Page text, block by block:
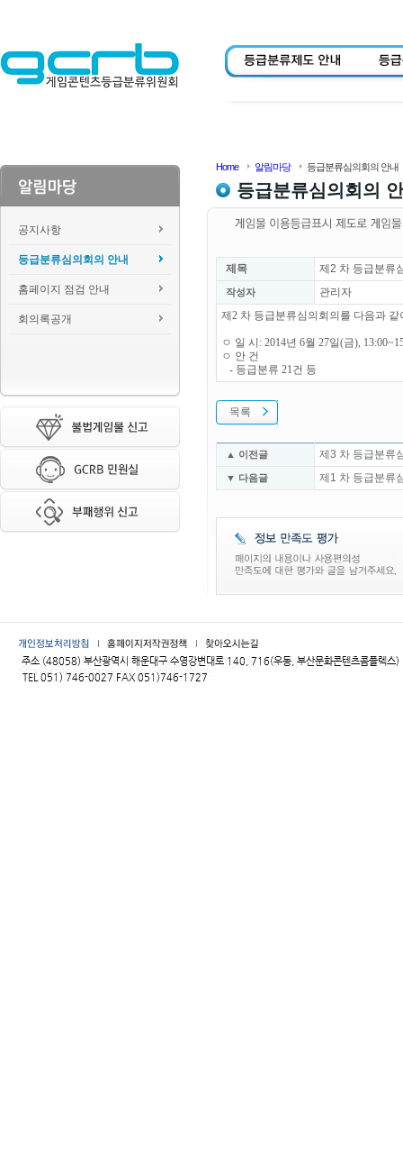
공지사항
등급분류심의회의 안내
홈페이지 점검 안내
회의록공개
Home 알림마당 등급분류심의회의 안내
등급분류심의회의
제목 제2 차 등급분류
작성자
관리자
제2 차 등급분류심의회의를 다음과
ㅇ 일 시: 2014년 6월 27일(금),
ㅇ 안 건
- 등급분류 21건 등
목록
▲ 이전글 제3 차 등급분류
▼ 다음글 제1 차 등급분류